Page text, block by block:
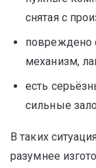
снятая с
повреждено
механизм,
есть
сильные
В таких
разумнее